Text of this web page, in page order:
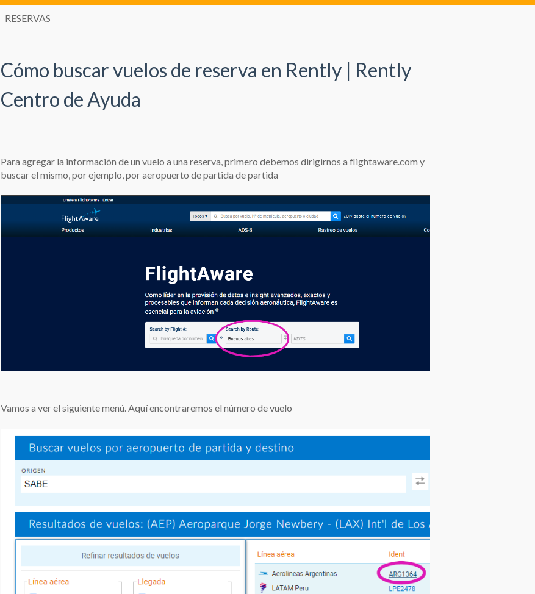
RESERVAS
Cómo buscar vuelos de reserva en Rently | Rently
Centro de Ayuda
Para agregar la información de un vuelo a una reserva, primero debemos dirigirnos a flightaware.com y
buscar el mismo, por ejemplo, por aeropuerto de partida de partida
Vamos a ver el siguiente menú. Aquí encontraremos el número de vuelo